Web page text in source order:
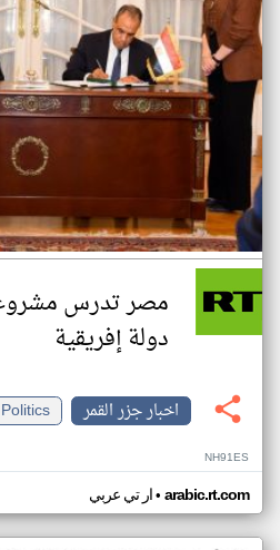
مصر تدرس
دولة إفريقية
اخبار جزر القمر
Politics
NH91ES
ار تي عربي• arabic.rt.com